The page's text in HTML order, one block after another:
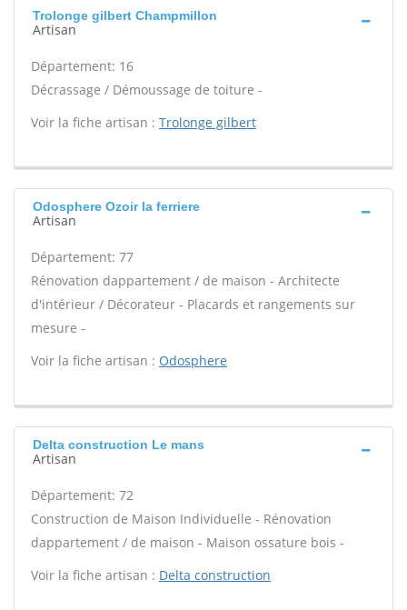
Trolonge gilbert Champmillon
Artisan
Département: 16
Décrassage / Démoussage de toiture -
Voir la fiche artisan : Trolonge gilbert
Odosphere Ozoir la ferriere
Artisan
Département: 77
Rénovation dappartement / de maison - Architecte
d'intérieur / Décorateur - Placards et rangements sur
mesure -
Voir la fiche artisan : Odosphere
Delta construction Le mans
Artisan
Département: 72
Construction de Maison Individuelle - Rénovation
dappartement / de maison - Maison ossature bois -
Voir la fiche artisan : Delta construction